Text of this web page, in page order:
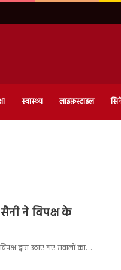
स्वास्थ्य लाइफ़स्टाइल
ने विपक्ष के
द्वारा उठाए गए सवालों का…